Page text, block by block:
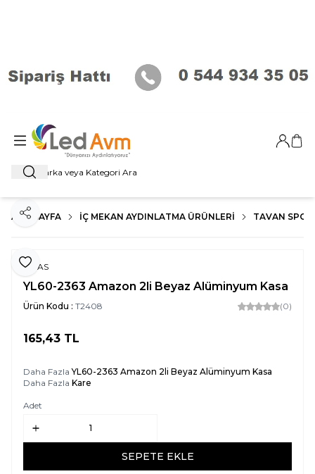
Ara
Giriş
ANA SAYFA İÇ MEKAN AYDINLATMA ÜRÜNLERI TAVAN SPOT
Favoriye Ekle
Paylaş
NOAS
YL60-2363 Amazon 2li Beyaz Alüminyum Kasa
Ürün Kodu : T2408 (0)
165,43 TL
Daha FazlaYL60-2363 Amazon 2li Beyaz Alüminyum Kasa
Daha Fazla Kare
Adet
SEPETE EKLE